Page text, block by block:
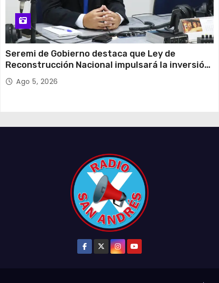
Seremi de Gobierno destaca que Ley de
Reconstrucción Nacional impulsará la inversión
y el empleo en Tarapacá
Ago 5, 2026